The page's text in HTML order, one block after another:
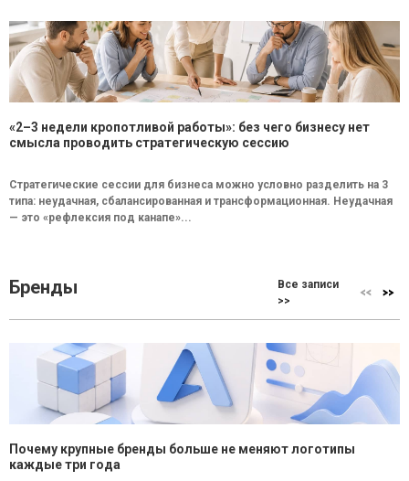
«2–3 недели кропотливой работы»: без чего бизнесу нет
смысла проводить стратегическую сессию
Стратегические сессии для бизнеса можно условно разделить на 3
типа: неудачная, сбалансированная и трансформационная. Неудачная
— это «рефлексия под канапе»...
Бренды
Все записи
>>
Почему крупные бренды больше не меняют логотипы
каждые три года